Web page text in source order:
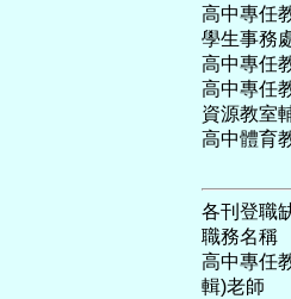
高中專任
學生事務
高中專任
高中專任
資源教室
高中體育
各刊登職
職務名稱
高中專任
輯)老師